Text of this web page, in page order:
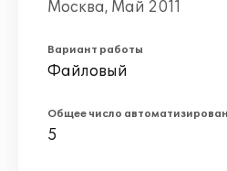
Москва, Май 2011
Вариант работы
Файловый
Общее число
5